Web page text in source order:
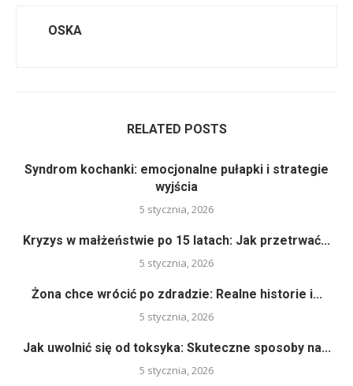
OSKA
RELATED POSTS
Syndrom kochanki: emocjonalne pułapki i strategie
wyjścia
5 stycznia, 2026
Kryzys w małżeństwie po 15 latach: Jak przetrwać...
5 stycznia, 2026
Żona chce wrócić po zdradzie: Realne historie i...
5 stycznia, 2026
Jak uwolnić się od toksyka: Skuteczne sposoby na...
5 stycznia, 2026